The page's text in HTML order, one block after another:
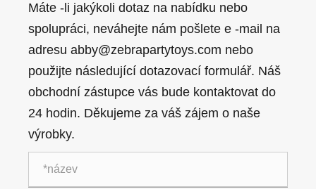
Máte -li jakýkoli dotaz na nabídku nebo
spolupráci, neváhejte nám pošlete e -mail na
adresu abby@zebrapartytoys.com nebo
použijte následující dotazovací formulář. Náš
obchodní zástupce vás bude kontaktovat do
24 hodin. Děkujeme za váš zájem o naše
výrobky.